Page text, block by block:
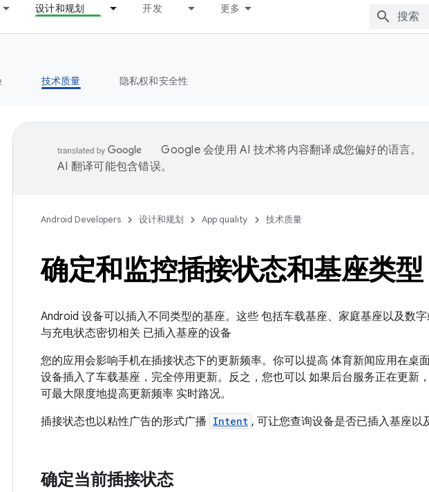
设计和规划 开发 更多
技术质量 隐私权和安全性
Google 会使用 AI 技术将内容翻译成您偏好的语言。
AI 翻译可能包含错误。
Android Developers 设计和规划 App quality 技术质量
确定和监控插接状态和基座类型
Android 设备可以插入不同类型的基座。这些 包括车载基座、家庭基座以及数
与充电状态密切相关 已插入基座的设备
您的应用会影响手机在插接状态下的更新频率。你可以提高 体育新闻应用在桌
设备插入了车载基座，完全停用更新。反之，您也可以 如果后台服务正在更新
可最大限度地提高更新频率 实时路况。
插接状态也以粘性广告的形式广播 Intent , 可让您查询设备是否已插入基座以
确定当前插接状态